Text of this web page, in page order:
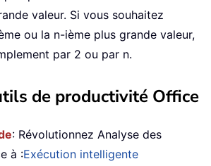
valeur. Si vous souhaitez
ou la n-ième plus grande valeur,
par 2 ou par n.
de productivité Office
: Révolutionnez Analyse des
à :Exécution intelligente